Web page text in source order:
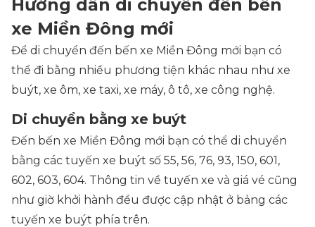
Hướng dẫn di chuyển đến bến
xe Miền Đông mới
Để di chuyển đến bến xe Miền Đông mới bạn có
thể đi bằng nhiều phương tiện khác nhau như xe
buýt, xe ôm, xe taxi, xe máy, ô tô, xe công nghệ.
Di chuyển bằng xe buýt
Đến bến xe Miền Đông mới bạn có thể di chuyển
bằng các tuyến xe buýt số 55, 56, 76, 93, 150, 601,
602, 603, 604. Thông tin về tuyến xe và giá vé cũng
như giờ khởi hành đều được cập nhật ở bảng các
tuyến xe buýt phía trên.